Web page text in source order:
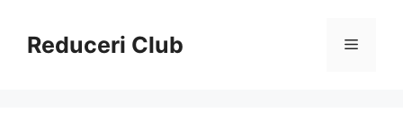
conținutReduceri Club Meniu